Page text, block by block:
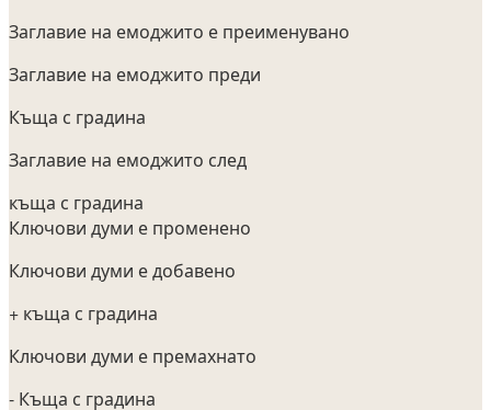
Заглавие на емоджито е преименувано
Заглавие на емоджито преди
Къща с градина
Заглавие на емоджито след
къща с градина
Ключови думи е променено
Ключови думи е добавено
+ къща с градина
Ключови думи е премахнато
- Къща с градина